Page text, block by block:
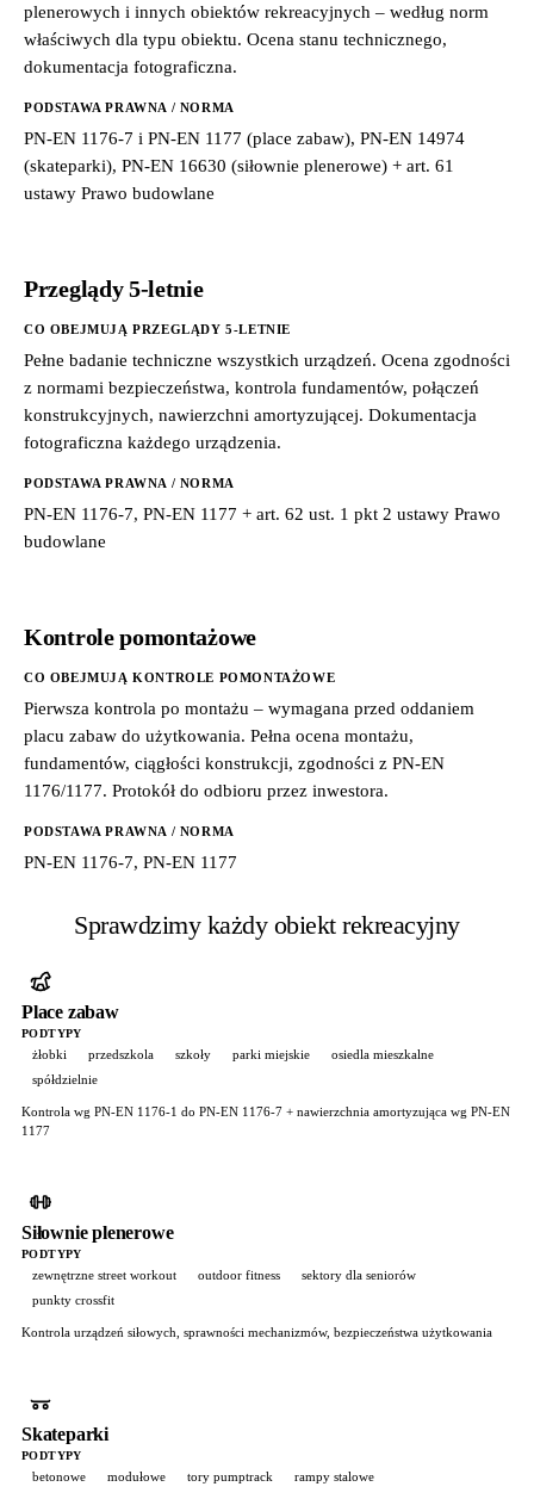
plenerowych i innych obiektów rekreacyjnych – według norm
właściwych dla typu obiektu. Ocena stanu technicznego,
dokumentacja fotograficzna.
PODSTAWA PRAWNA / NORMA
PN-EN 1176-7 i PN-EN 1177 (place zabaw), PN-EN 14974
(skateparki), PN-EN 16630 (siłownie plenerowe) + art. 61
ustawy Prawo budowlane
Przeglądy 5-letnie
CO OBEJMUJĄ PRZEGLĄDY 5-LETNIE
Pełne badanie techniczne wszystkich urządzeń. Ocena zgodności
z normami bezpieczeństwa, kontrola fundamentów, połączeń
konstrukcyjnych, nawierzchni amortyzującej. Dokumentacja
fotograficzna każdego urządzenia.
PODSTAWA PRAWNA / NORMA
PN-EN 1176-7, PN-EN 1177 + art. 62 ust. 1 pkt 2 ustawy Prawo
budowlane
Kontrole pomontażowe
CO OBEJMUJĄ KONTROLE POMONTAŻOWE
Pierwsza kontrola po montażu – wymagana przed oddaniem
placu zabaw do użytkowania. Pełna ocena montażu,
fundamentów, ciągłości konstrukcji, zgodności z PN-EN
1176/1177. Protokół do odbioru przez inwestora.
PODSTAWA PRAWNA / NORMA
PN-EN 1176-7, PN-EN 1177
Sprawdzimy każdy obiekt rekreacyjny
Place zabaw
PODTYPY
żłobki przedszkola szkoły parki miejskie
osiedla mieszkalne
spółdzielnie
Kontrola wg PN-EN 1176-1 do PN-EN 1176-7 + nawierzchnia amortyzująca wg PN-EN
1177
Siłownie plenerowe
PODTYPY
zewnętrzne street workout outdoor fitness
sektory dla seniorów
punkty crossfit
Kontrola urządzeń siłowych, sprawności mechanizmów, bezpieczeństwa użytkowania
Skateparki
PODTYPY
betonowe modułowe tory pumptrack rampy stalowe